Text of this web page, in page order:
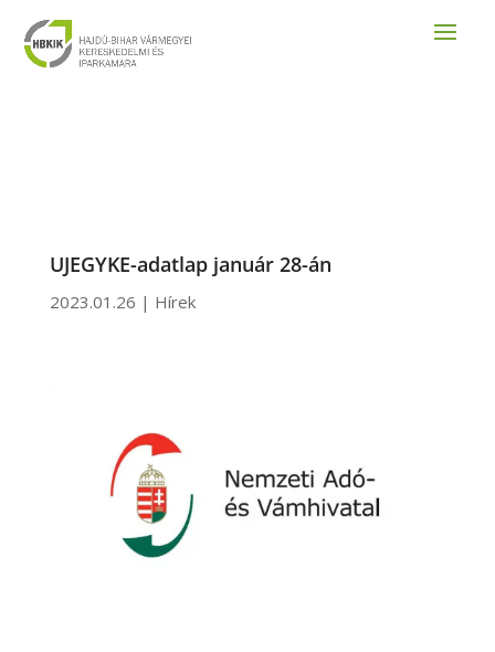
UJEGYKE-adatlap január 28-án
2023.01.26 | Hírek